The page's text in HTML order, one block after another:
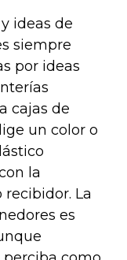
ideas de
siempre
por ideas
cajas de
un color o
la
La
es